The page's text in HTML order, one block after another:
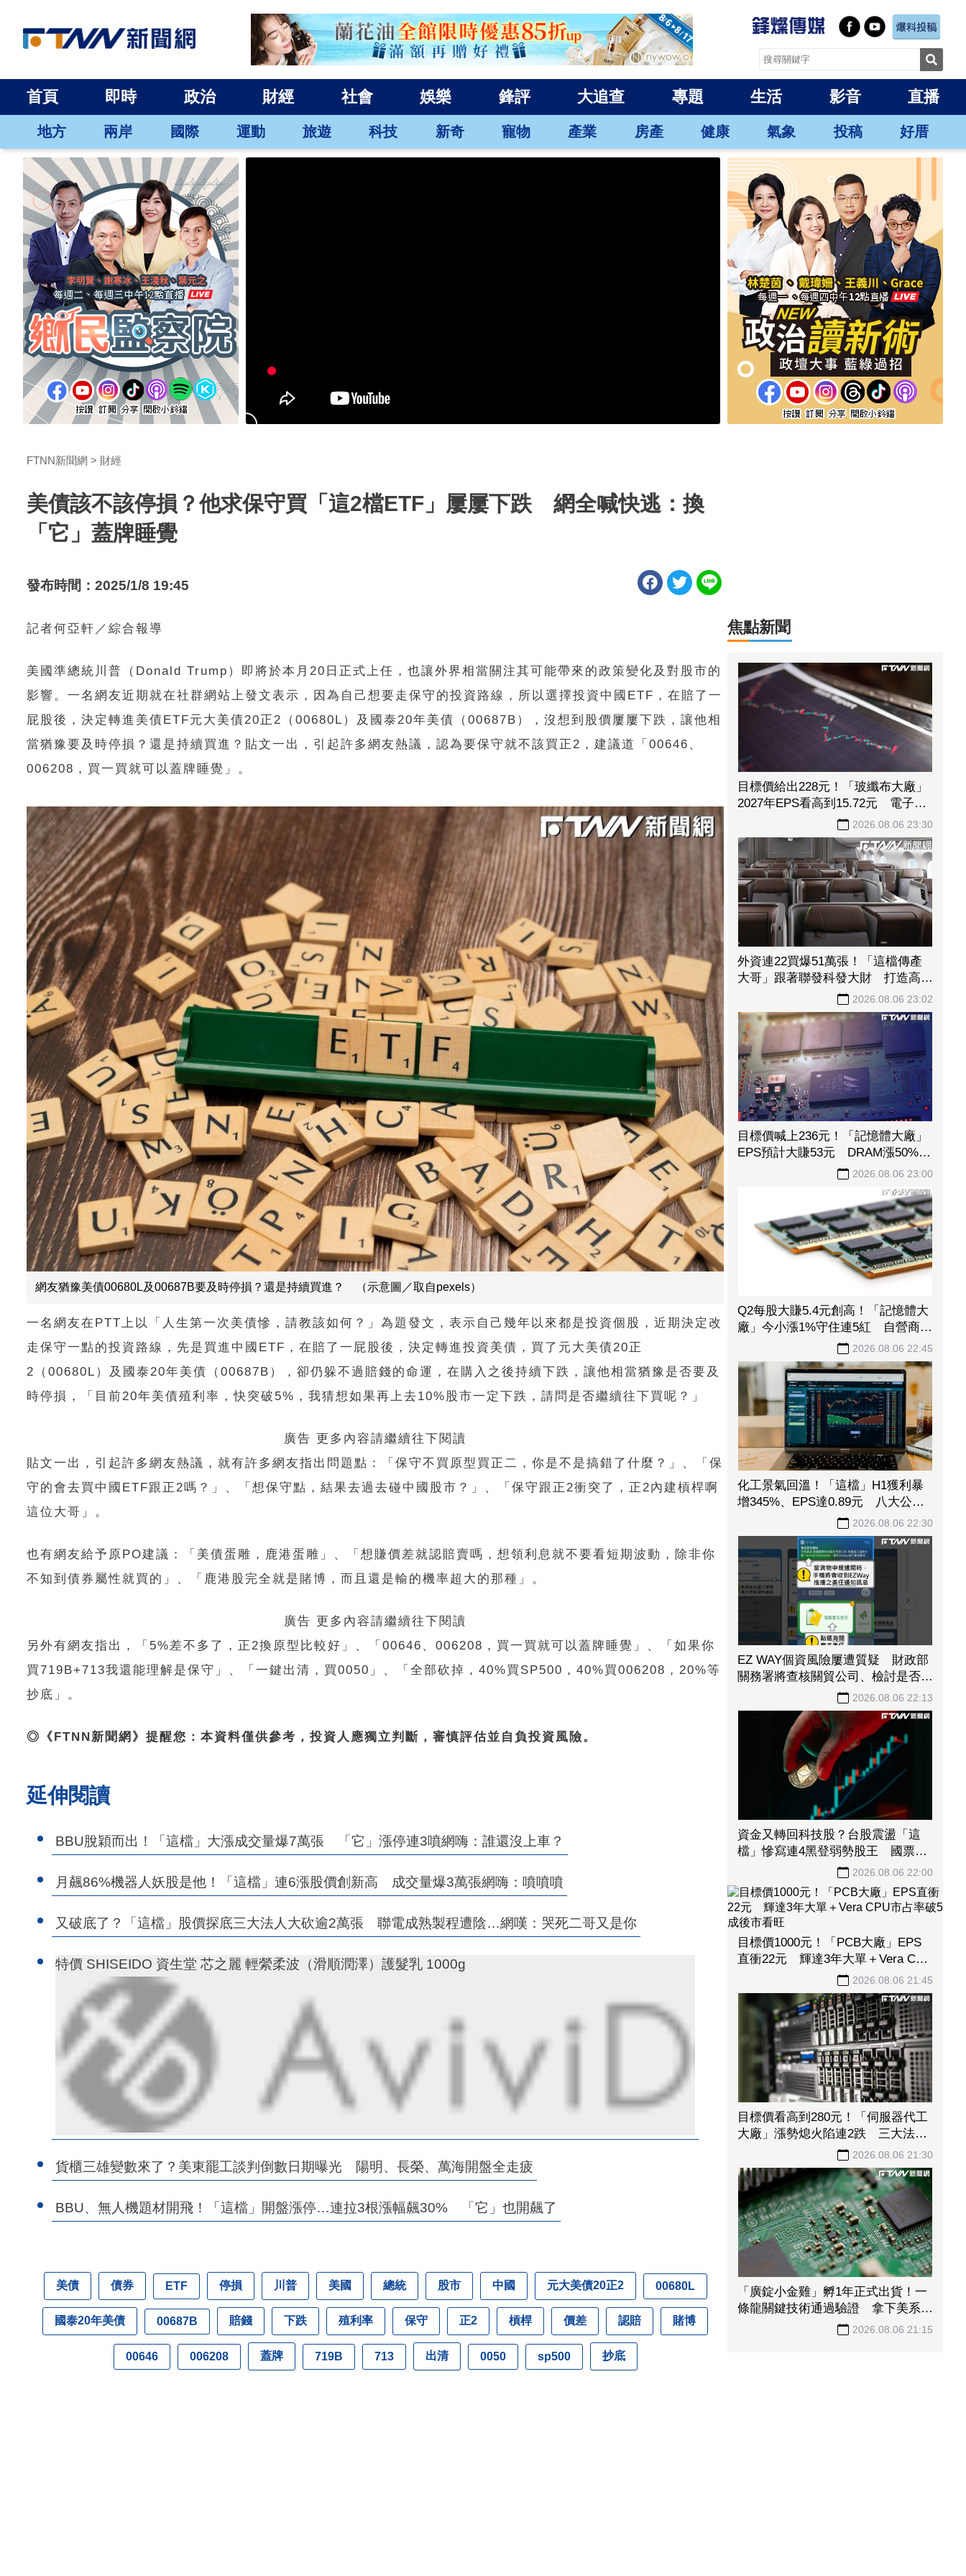
首頁 即時 政治 財經 社會 娛樂 鋒評 大追查 專題 生活 影音 直播
地方 兩岸 國際 運動 旅遊 科技 新奇 寵物 產業 房產 健康 氣象 投稿 好厝
FTNN新聞網 財經
美債該不該停損？他求保守買「這2檔ETF」屢屢下跌 網全喊快逃：換
「它」蓋牌睡覺
發布時間：2025/1/8 19:45
記者何亞軒／綜合報導
美國準總統川普（Donald Trump）即將於本月20日正式上任，也讓外界相當關注其可能帶來的政策變化及對股市的
影響。一名網友近期就在社群網站上發文表示，因為自己想要走保守的投資路線，所以選擇投資中國ETF，在賠了一
屁股後，決定轉進美債ETF元大美債20正2（00680L）及國泰20年美債（00687B），沒想到股價屢屢下跌，讓他相
當猶豫要及時停損？還是持續買進？貼文一出，引起許多網友熱議，認為要保守就不該買正2，建議道「00646、
006208，買一買就可以蓋牌睡覺」。
網友猶豫美債00680L及00687B要及時停損？還是持續買進？ （示意圖／取自pexels）
一名網友在PTT上以「人生第一次美債慘，請教該如何？」為題發文，表示自己幾年以來都是投資個股，近期決定改
走保守一點的投資路線，先是買進中國ETF，在賠了一屁股後，決定轉進投資美債，買了元大美債20正
2（00680L）及國泰20年美債（00687B），卻仍躲不過賠錢的命運，在購入之後持續下跌，讓他相當猶豫是否要及
時停損，「目前20年美債殖利率，快突破5%，我猜想如果再上去10%股市一定下跌，請問是否繼續往下買呢？」
廣告 更多內容請繼續往下閱讀
貼文一出，引起許多網友熱議，就有許多網友指出問題點：「保守不買原型買正二，你是不是搞錯了什麼？」、「保
守的會去買中國ETF跟正2嗎？」、「想保守點，結果去過去碰中國股市？」、「保守跟正2衝突了，正2內建槓桿啊
這位大哥」。
也有網友給予原PO建議：「美債蛋雕，鹿港蛋雕」、「想賺價差就認賠賣嗎，想領利息就不要看短期波動，除非你
不知到債券屬性就買的」、「鹿港股完全就是賭博，而且還是輸的機率超大的那種」。
廣告 更多內容請繼續往下閱讀
另外有網友指出，「5%差不多了，正2換原型比較好」、「00646、006208，買一買就可以蓋牌睡覺」、「如果你
買719B+713我還能理解是保守」、「一鍵出清，買0050」、「全部砍掉，40%買SP500，40%買006208，20%等
抄底」。
◎《FTNN新聞網》提醒您：本資料僅供參考，投資人應獨立判斷，審慎評估並自負投資風險。
延伸閱讀
BBU脫穎而出！「這檔」大漲成交量爆7萬張 「它」漲停連3噴網嗨：誰還沒上車？
月飆86%機器人妖股是他！「這檔」連6漲股價創新高 成交量爆3萬張網嗨：噴噴噴
又破底了？「這檔」股價探底三大法人大砍逾2萬張 聯電成熟製程遭陰…網嘆：哭死二哥又是你
特價 SHISEIDO 資生堂 芯之麗 輕縈柔波（滑順潤澤）護髮乳 1000g
貨櫃三雄變數來了？美東罷工談判倒數日期曝光 陽明、長榮、萬海開盤全走疲
BBU、無人機題材開飛！「這檔」開盤漲停…連拉3根漲幅飆30% 「它」也開飆了
美債 債券 ETF 停損 川普 美國 總統 股市 中國 元大美債20正2 00680L
國泰20年美債 00687B 賠錢 下跌 殖利率 保守 正2 槓桿 價差 認賠 賭博
00646 006208 蓋牌 719B 713 出清 0050 sp500 抄底
焦點新聞
目標價給出228元！「玻纖布大廠」
2027年EPS看高到15.72元 電子材
料放量＋轉投資挹注營收2026.08.06 23:30
外資連22買爆51萬張！「這檔傳產
大哥」跟著聯發科發大財 打造高效
2026.08.06 23:02
目標價喊上236元！「記憶體大廠」
EPS預計大賺53元 DRAM漲50%、
Flash漲30%獲利大增 2026.08.06 23:00
Q2每股大賺5.4元創高！「記憶體大
廠」今小漲1%守住連5紅 自營商卻
脫手449張、抱回7549萬元2026.08.06 22:45
化工景氣回溫！「這檔」H1獲利暴
增345%、EPS達0.89元 八大公股
2026.08.06 22:30
EZ WAY個資風險屢遭質疑 財政部
關務署將查核關貿公司、檢討是否統
2026.08.06 22:13
資金又轉回科技股？台股震盪「這
檔」慘寫連4黑登弱勢股王 國票
金、潤泰新也淪大盤刀下魂2026.08.06 22:00
目標價1000元！「PCB大廠」EPS
直衝22元 輝達3年大單＋Vera CPU
市占率破5成後市看旺2026.08.06 21:45
目標價看高到280元！「伺服器代工
大廠」漲勢熄火陷連2跌 三大法人
今出清1.1萬張、抽回21億元2026.08.06 21:30
「廣錠小金雞」孵1年正式出貨！一
條龍關鍵技術通過驗證 拿下美系網
2026.08.06 21:15